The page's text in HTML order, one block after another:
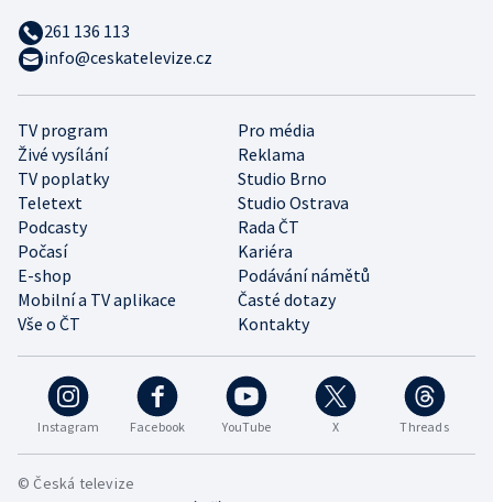
Instagram Facebook YouTube X Threads
TV program
Pro média
Živé vysílání
Reklama
TV poplatky
Studio Brno
Teletext
Studio Ostrava
Podcasty
Rada ČT
Počasí
Kariéra
E-shop
Podávání námětů
Mobilní a TV aplikace
Časté dotazy
Vše o ČT
Kontakty
261 136 113
info@ceskatelevize.cz
© Česká televize